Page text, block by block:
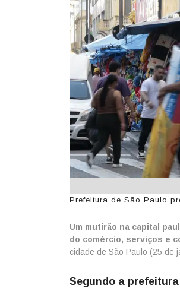
Prefeitura de São Paulo
Um mutirão na capital
do comércio, serviços e
cidade de São Paulo (25 de
Segundo a